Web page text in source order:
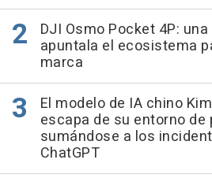
DJI Osmo Pocket 4P:
apuntala el ecosistema
marca
El modelo de IA chino
escapa de su entorno de
sumándose a los
ChatGPT